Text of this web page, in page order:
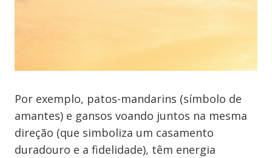
Por exemplo, patos-mandarins (símbolo de
amantes) e gansos voando juntos na mesma
direção (que simboliza um casamento
duradouro e a fidelidade), têm energia